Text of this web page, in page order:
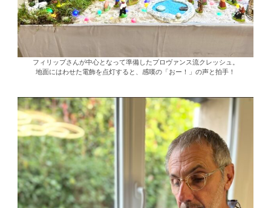
フィリップさんが中心となって準備したプロヴァンス流クレッシュ。
地面にはわせた電飾を点灯すると、感嘆の「おー！」の声と拍手！